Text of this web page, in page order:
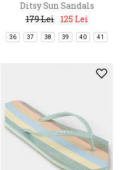
Ditsy Sun Sandals
179 Lei
125 Lei
36 37 38 39 40 41